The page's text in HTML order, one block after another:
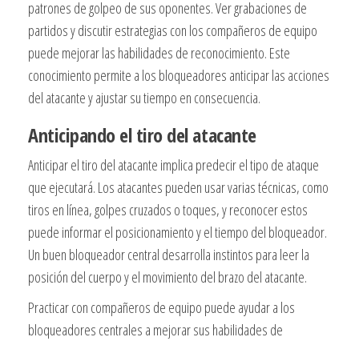
patrones de golpeo de sus oponentes. Ver grabaciones de
partidos y discutir estrategias con los compañeros de equipo
puede mejorar las habilidades de reconocimiento. Este
conocimiento permite a los bloqueadores anticipar las acciones
del atacante y ajustar su tiempo en consecuencia.
Anticipando el tiro del atacante
Anticipar el tiro del atacante implica predecir el tipo de ataque
que ejecutará. Los atacantes pueden usar varias técnicas, como
tiros en línea, golpes cruzados o toques, y reconocer estos
puede informar el posicionamiento y el tiempo del bloqueador.
Un buen bloqueador central desarrolla instintos para leer la
posición del cuerpo y el movimiento del brazo del atacante.
Practicar con compañeros de equipo puede ayudar a los
bloqueadores centrales a mejorar sus habilidades de